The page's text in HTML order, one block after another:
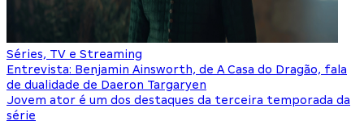
Séries, TV e Streaming
Entrevista: Benjamin Ainsworth, de A Casa do Dragão, fala
de dualidade de Daeron Targaryen
Jovem ator é um dos destaques da terceira temporada da
série